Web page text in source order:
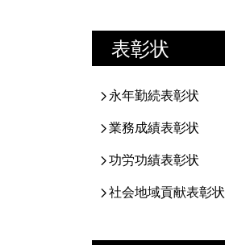
表彰状
永年勤続表彰状
業務成績表彰状
功労功績表彰状
社会地域貢献表彰状